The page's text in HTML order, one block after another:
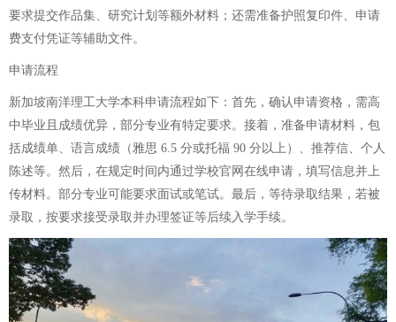
要求提交作品集、研究计划等额外材料；还需准备护照复印件、申请
费支付凭证等辅助文件。
申请流程
新加坡南洋理工大学本科申请流程如下：首先，确认申请资格，需高
中毕业且成绩优异，部分专业有特定要求。接着，准备申请材料，包
括成绩单、语言成绩（雅思 6.5 分或托福 90 分以上）、推荐信、个人
陈述等。然后，在规定时间内通过学校官网在线申请，填写信息并上
传材料。部分专业可能要求面试或笔试。最后，等待录取结果，若被
录取，按要求接受录取并办理签证等后续入学手续。